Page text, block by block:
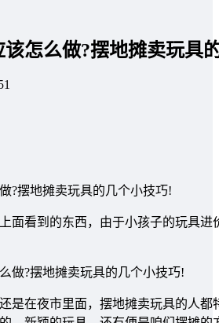
怎么做?摆地摊卖玩具
?摆地摊卖玩具的几个小技巧!
面看到的东西，由于小孩子的玩具
是在夜市里面，摆地摊卖玩具的人